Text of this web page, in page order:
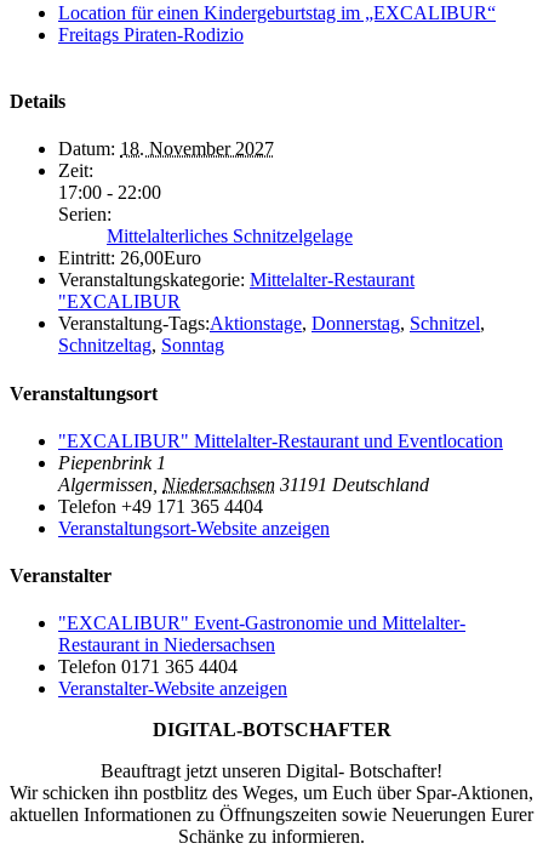
Location für einen Kindergeburtstag im „EXCALIBUR“
Freitags Piraten-Rodizio
Details
Datum: 18. November 2027
Zeit:
17:00 - 22:00
Serien:
Mittelalterliches Schnitzelgelage
Eintritt: 26,00Euro
Veranstaltungskategorie: Mittelalter-Restaurant
"EXCALIBUR
Veranstaltung-Tags:Aktionstage, Donnerstag, Schnitzel,
Schnitzeltag, Sonntag
Veranstaltungsort
"EXCALIBUR" Mittelalter-Restaurant und Eventlocation
Piepenbrink 1
Algermissen Niedersachsen 31191 Deutschland
Telefon +49 171 365 4404
Veranstaltungsort-Website anzeigen
Veranstalter
"EXCALIBUR" Event-Gastronomie und Mittelalter-
Restaurant in Niedersachsen
Telefon 0171 365 4404
Veranstalter-Website anzeigen
DIGITAL-BOTSCHAFTER
Beauftragt jetzt unseren Digital- Botschafter!
Wir schicken ihn postblitz des Weges, um Euch über Spar-Aktionen,
aktuellen Informationen zu Öffnungszeiten sowie Neuerungen Eurer
Schänke zu informieren.